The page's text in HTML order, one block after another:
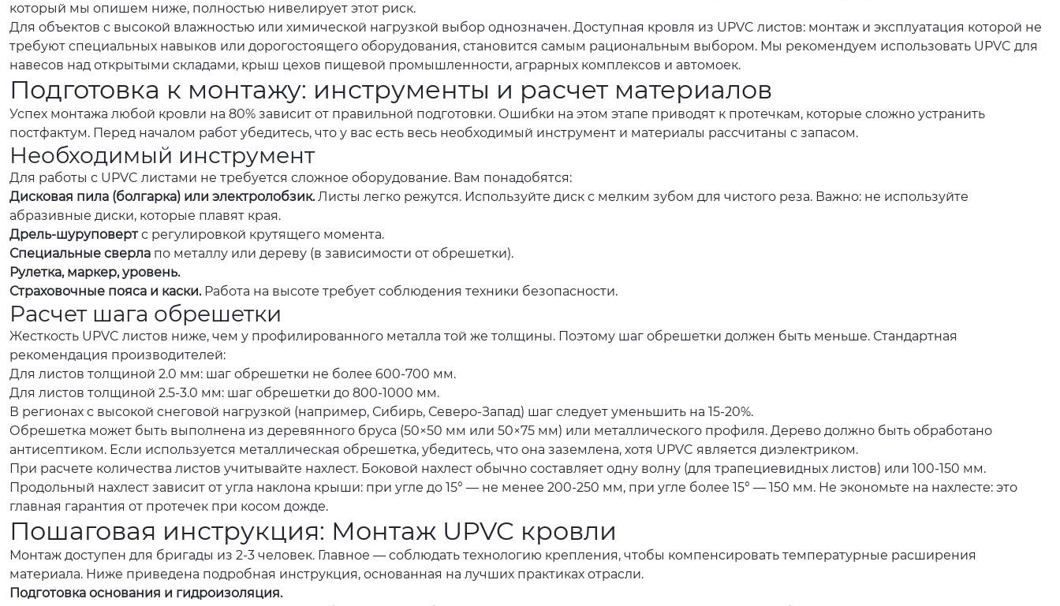
который мы опишем ниже, полностью нивелирует этот риск.
Для объектов с высокой влажностью или химической нагрузкой выбор однозначен. Доступная кровля из UPVC листов: монтаж и эксплуатация которой не
требуют специальных навыков или дорогостоящего оборудования, становится самым рациональным выбором. Мы рекомендуем использовать UPVC для
навесов над открытыми складами, крыш цехов пищевой промышленности, аграрных комплексов и автомоек.
Подготовка к монтажу: инструменты и расчет материалов
Успех монтажа любой кровли на 80% зависит от правильной подготовки. Ошибки на этом этапе приводят к протечкам, которые сложно устранить
постфактум. Перед началом работ убедитесь, что у вас есть весь необходимый инструмент и материалы рассчитаны с запасом.
Необходимый инструмент
Для работы с UPVC листами не требуется сложное оборудование. Вам понадобятся:
Дисковая пила (болгарка) или электролобзик.Листы легко режутся. Используйте диск с мелким зубом для чистого реза. Важно: не используйте
абразивные диски, которые плавят края.
Дрель-шуруповертс регулировкой крутящего момента.
Специальные сверла по металлу или дереву (в зависимости от обрешетки).
Рулетка, маркер, уровень.
Страховочные пояса и каски.Работа на высоте требует соблюдения техники безопасности.
Расчет шага обрешетки
Жесткость UPVC листов ниже, чем у профилированного металла той же толщины. Поэтому шаг обрешетки должен быть меньше. Стандартная
рекомендация производителей:
Для листов толщиной 2.0 мм: шаг обрешетки не более 600-700 мм.
Для листов толщиной 2.5-3.0 мм: шаг обрешетки до 800-1000 мм.
В регионах с высокой снеговой нагрузкой (например, Сибирь, Северо-Запад) шаг следует уменьшить на 15-20%.
Обрешетка может быть выполнена из деревянного бруса (50×50 мм или 50×75 мм) или металлического профиля. Дерево должно быть обработано
антисептиком. Если используется металлическая обрешетка, убедитесь, что она заземлена, хотя UPVC является диэлектриком.
При расчете количества листов учитывайте нахлест. Боковой нахлест обычно составляет одну волну (для трапециевидных листов) или 100-150 мм.
Продольный нахлест зависит от угла наклона крыши: при угле до 15° — не менее 200-250 мм, при угле более 15° — 150 мм. Не экономьте на нахлесте: это
главная гарантия от протечек при косом дожде.
Пошаговая инструкция: Монтаж UPVC кровли
Монтаж доступен для бригады из 2-3 человек. Главное — соблюдать технологию крепления, чтобы компенсировать температурные расширения
материала. Ниже приведена подробная инструкция, основанная на лучших практиках отрасли.
Подготовка основания и гидроизоляция.